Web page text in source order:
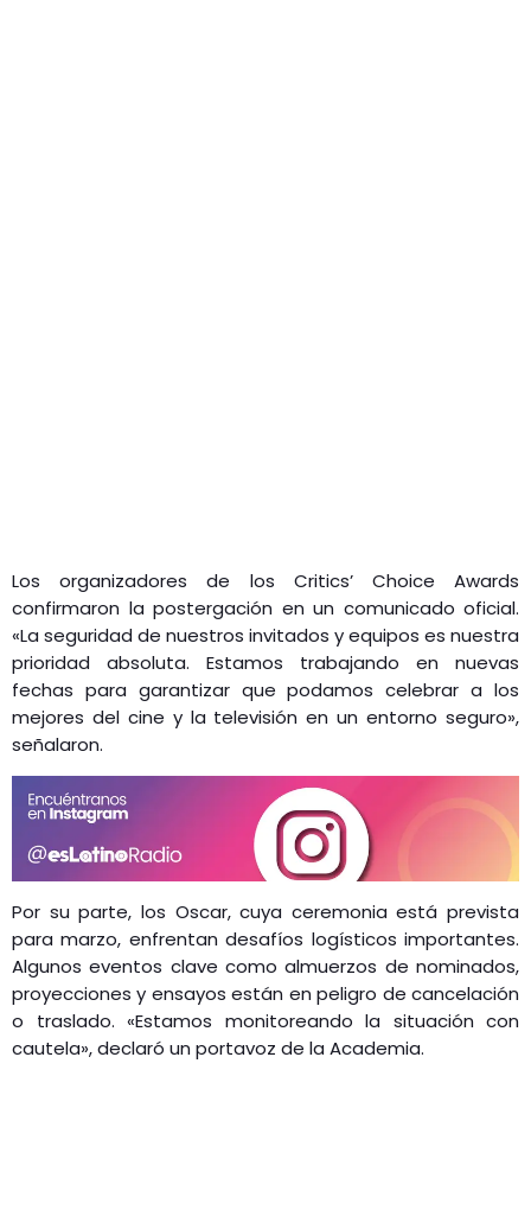
Los organizadores de los Critics’ Choice Awards
confirmaron la postergación en un comunicado oficial.
«La seguridad de nuestros invitados y equipos es nuestra
prioridad absoluta. Estamos trabajando en nuevas
fechas para garantizar que podamos celebrar a los
mejores del cine y la televisión en un entorno seguro»,
señalaron.
Por su parte, los Oscar, cuya ceremonia está prevista
para marzo, enfrentan desafíos logísticos importantes.
Algunos eventos clave como almuerzos de nominados,
proyecciones y ensayos están en peligro de cancelación
o traslado. «Estamos monitoreando la situación con
cautela», declaró un portavoz de la Academia.